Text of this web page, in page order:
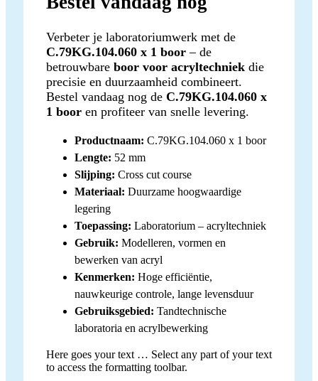
Verbeter je laboratoriumwerk met de
C.79KG.104.060 x 1 boor – de
betrouwbare boor voor acryltechniek die
precisie en duurzaamheid combineert.
Bestel vandaag nog de C.79KG.104.060 x
1 boor en profiteer van snelle levering.
Productnaam: C.79KG.104.060 x 1 boor
Lengte: 52 mm
Slijping: Cross cut course
Materiaal: Duurzame hoogwaardige
legering
Toepassing: Laboratorium – acryltechniek
Gebruik: Modelleren, vormen en
bewerken van acryl
Kenmerken: Hoge efficiëntie,
nauwkeurige controle, lange levensduur
Gebruiksgebied: Tandtechnische
laboratoria en acrylbewerking
Here goes your text … Select any part of your text
to access the formatting toolbar.